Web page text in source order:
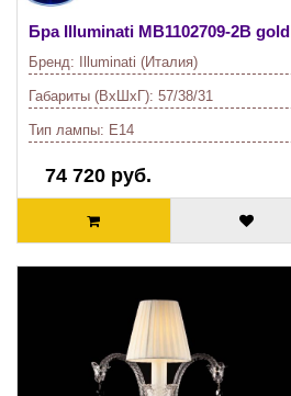
Бра Illuminati MB1102709-2B gold
Бренд: Illuminati (Италия)
Габариты (ВхШхГ): 57/38/31
Тип лампы: E14
74 720 руб.